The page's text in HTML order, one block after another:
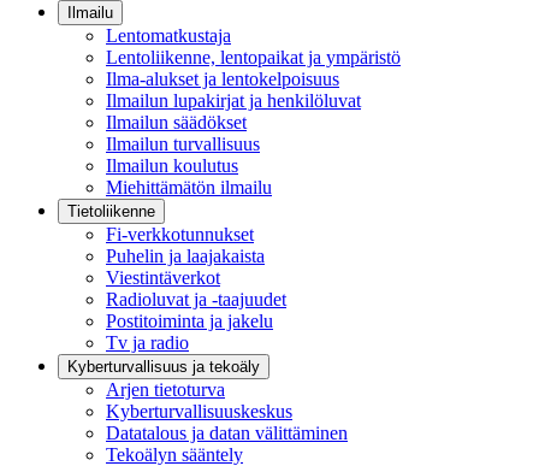
Ilmailu
Lentomatkustaja
Lentoliikenne, lentopaikat ja ympäristö
Ilma-alukset ja lentokelpoisuus
Ilmailun lupakirjat ja henkilöluvat
Ilmailun säädökset
Ilmailun turvallisuus
Ilmailun koulutus
Miehittämätön ilmailu
Tietoliikenne
Fi-verkkotunnukset
Puhelin ja laajakaista
Viestintäverkot
Radioluvat ja -taajuudet
Postitoiminta ja jakelu
Tv ja radio
Kyberturvallisuus ja tekoäly
Arjen tietoturva
Kyberturvallisuuskeskus
Datatalous ja datan välittäminen
Tekoälyn sääntely